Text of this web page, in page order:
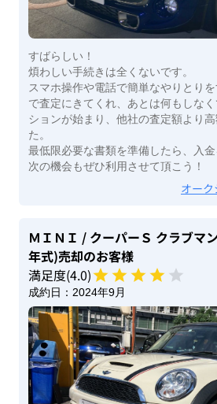
すばらしい！
煩わしい手続きは全くないです。
スマホ操作や電話で簡単なやりとり
で査定にきてくれ、あとは何もしな
ションが始まり、他社の査定額より
た。
最低限必要な書類を準備したら、入金
次の機会もぜひ利用させて頂こう！
オー
ＭＩＮＩ / クーパーＳ クラブマン
年式)売却のお客様
満足度(4.0)
成約日： 2024年9月